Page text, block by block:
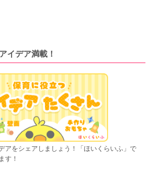
イデア満載！
アをシェアしましょう！「ほいくらいふ」で
す！